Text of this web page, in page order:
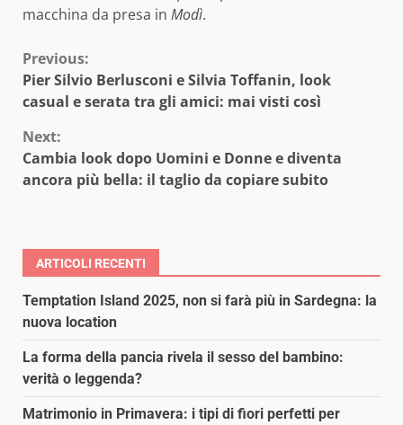
macchina da presa in Modì.
Continue
Reading
Previous:
Pier Silvio Berlusconi e Silvia Toffanin, look
casual e serata tra gli amici: mai visti così
Next:
Cambia look dopo Uomini e Donne e diventa
ancora più bella: il taglio da copiare subito
ARTICOLI RECENTI
Temptation Island 2025, non si farà più in Sardegna: la
nuova location
La forma della pancia rivela il sesso del bambino:
verità o leggenda?
Matrimonio in Primavera: i tipi di fiori perfetti per